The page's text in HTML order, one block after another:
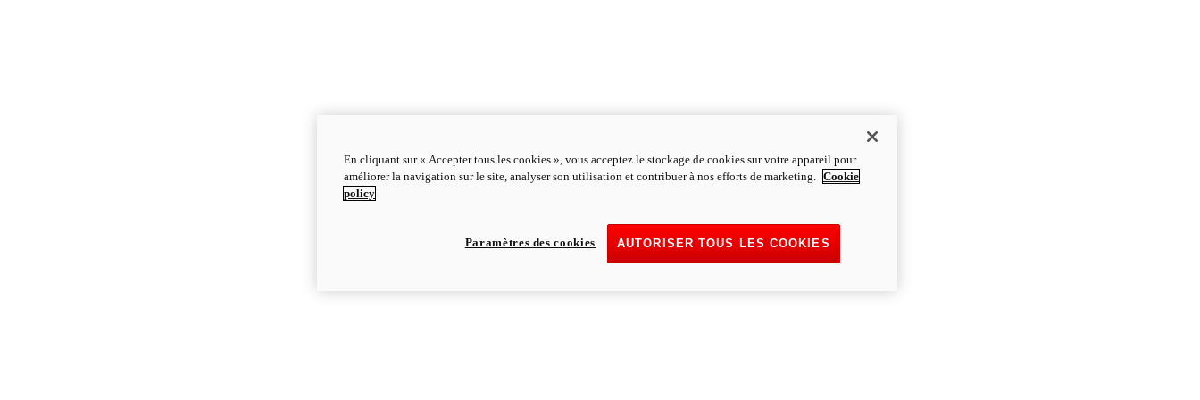
En cliquant sur « Accepter tous les cookies », vous acceptez le stockage de cookies sur votre appareil pour
améliorer la navigation sur le site, analyser son utilisation et contribuer à nos efforts de marketing. Cookie
policy
AUTORISER TOUS LES COOKIES
Paramètres des cookies